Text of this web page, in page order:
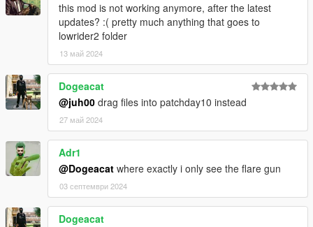
this mod is not working anymore, after the latest
updates? :( pretty much anything that goes to
lowrider2 folder
13 май 2024
Dogeacat
@juh00 drag files into patchday10 instead
27 май 2024
Adr1
@Dogeacat where exactly i only see the flare gun
03 септември 2024
Dogeacat